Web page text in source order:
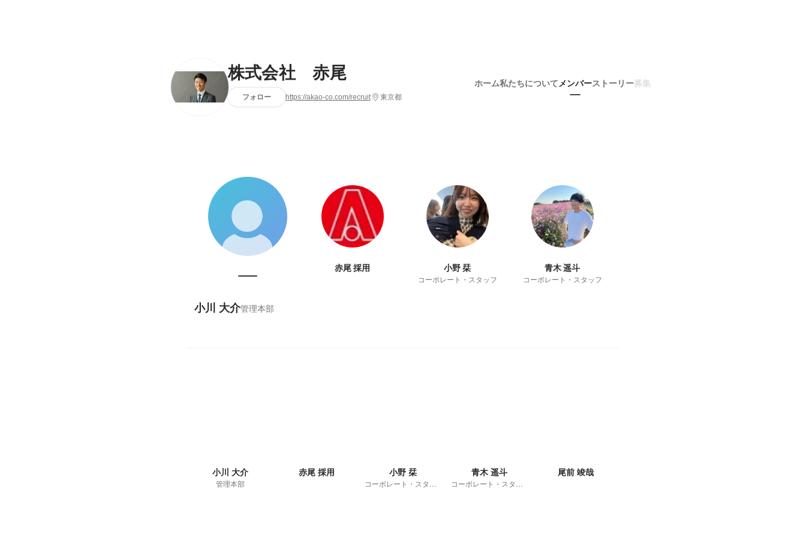
株式会社 赤尾
フォロー https://akao-co.com/recruit 東京都
ホーム私たちについて メンバーストーリー募集
赤尾 採用 小野 栞
コーポレート・スタッフ
青木 遥斗
コーポレート・スタッフ
小川 大介管理本部
小川 大介
管理本部
赤尾 採用 小野 栞 青木 遥斗 尾前 竣哉